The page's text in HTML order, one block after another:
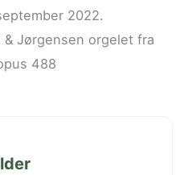
2022.
& Jørgensen orgelet fra
488